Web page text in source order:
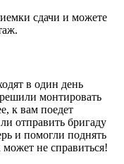
сдачи и можете
в один день
монтировать
к вам поедет
отправить бригаду
и помогли поднять
не справиться!